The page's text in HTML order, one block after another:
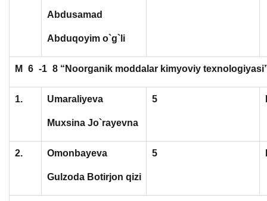
Abdusamad
Abduqoyim o`g`li
M 6 -1 8 “Noorganik moddalar kimyoviy
1. Umaraliyeva
Muxsina Jo`rayevna
5
2. Omonbayeva
Gulzoda Botirjon qizi
5